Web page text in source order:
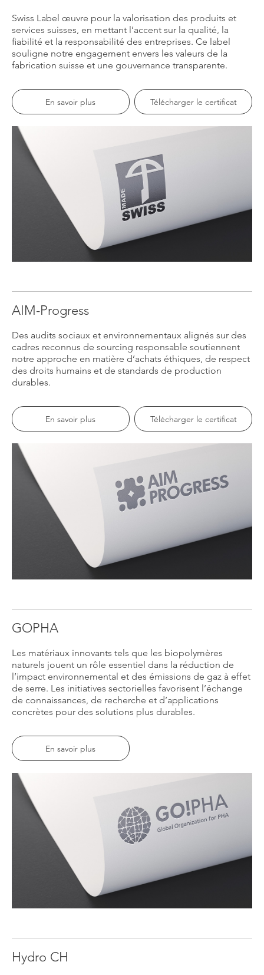
Swiss Label œuvre pour la valorisation des produits et
services suisses, en mettant l’accent sur la qualité, la
fiabilité et la responsabilité des entreprises. Ce label
souligne notre engagement envers les valeurs de la
fabrication suisse et une gouvernance transparente.
En savoir plus Télécharger le certificat
AIM-Progress
Des audits sociaux et environnementaux alignés sur des
cadres reconnus de sourcing responsable soutiennent
notre approche en matière d’achats éthiques, de respect
des droits humains et de standards de production
durables.
En savoir plus Télécharger le certificat
GOPHA
Les matériaux innovants tels que les biopolymères
naturels jouent un rôle essentiel dans la réduction de
l’impact environnemental et des émissions de gaz à effet
de serre. Les initiatives sectorielles favorisent l’échange
de connaissances, de recherche et d’applications
concrètes pour des solutions plus durables.
En savoir plus
Hydro CH